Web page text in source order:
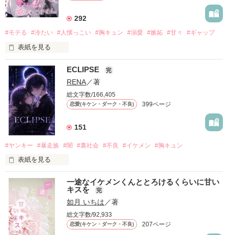
292
#モテる #冷たい #人懐っこい #胸キュン #溺愛 #嫉妬 #甘々 #ギャップ
表紙を見る
「好きだったから、別れを選んだ。」
モテる人を好きになるのが怖かった。
だから私は、中学時代に大好きだった彼を自分から振った。
もう会うことはないと思っていたのに、
高校生になって再会した彼は、隣の学校で”王子様”と呼ばれる
人気者になっていた。
他の女の子には冷たいのに
私にだけ昔と変わらない笑顔を向けてくる。
「澪ちゃん。」
それは止まっていた恋が再び動き始める合図──。
✨.ﾟ･*..☆.｡.:*✨.☆.｡.:. *:ﾟ✨.ﾟ･*..☆.｡.:*✨
人見知りだけど優しい無自覚だけどモテる
冴木澪-SaekiMio
ECLIPSE 完
RENA／著
総文字数/166,405
恋愛(キケン・ダーク・不良) 399ページ
151
#ヤンキー #暴走族 #闇 #裏社会 #不良 #イケメン #胸キュン
表紙を見る
表紙画像はAIです
一途なイケメンくんととろけるくらいに甘い
キスを
完
如月 いちは／著
総文字数/92,933
恋愛(キケン・ダーク・不良) 207ページ